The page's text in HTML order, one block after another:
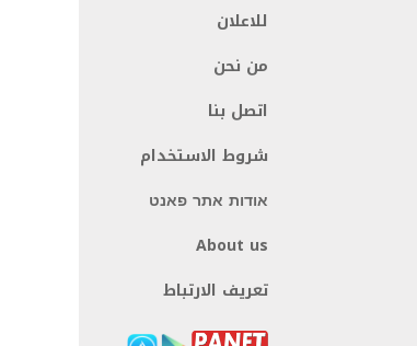
للاعلان
من نحن
اتصل بنا
شروط الاستخدام
אודות אתר פאנט
About us
تعريف الارتباط